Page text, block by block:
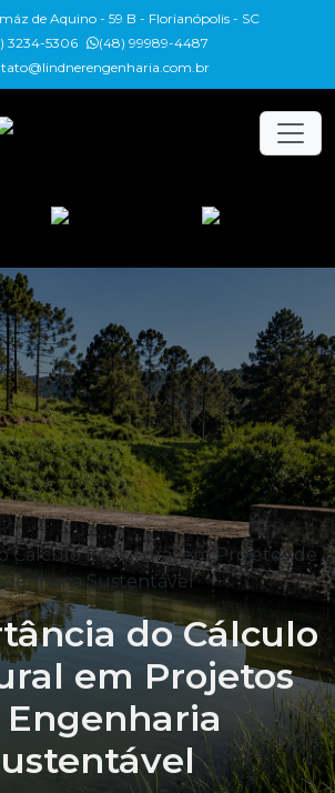
de Aquino - 59 B - Florianópolis - SC
3234-5306
(48) 99989-4487
Cálculo Estrutural em Projetos de
Sustentável
do Cálculo
em Projetos
Engenharia